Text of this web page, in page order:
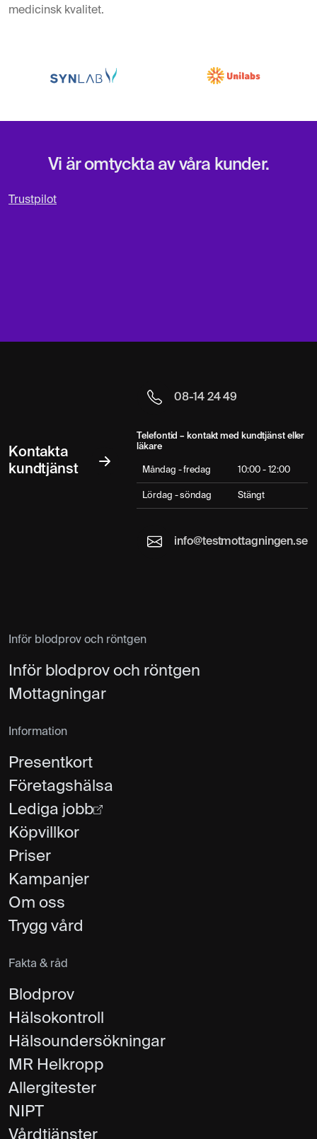
medicinsk kvalitet.
Vi är omtyckta av våra kunder.
Trustpilot
Kontakta
kundtjänst
08-14 24 49
Telefontid – kontakt med kundtjänst eller
läkare
Måndag - fredag 10:00 - 12:00
Lördag - söndag Stängt
info@testmottagningen.se
Inför blodprov och röntgen
Inför blodprov och röntgen
Mottagningar
Information
Presentkort
Företagshälsa
Lediga jobb
Köpvillkor
Priser
Kampanjer
Om oss
Trygg vård
Fakta & råd
Blodprov
Hälsokontroll
Hälsoundersökningar
MR Helkropp
Allergitester
NIPT
Vårdtjänster